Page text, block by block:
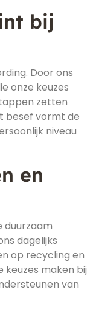
bij
Door ons
onze keuzes
zetten
besef vormt de
niveau
en
duurzaam
dagelijks
op recycling en
maken bij
van